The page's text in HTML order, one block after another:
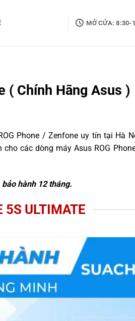
MỞ CỬA: 8:30-
( Chính Hãng Asus )
Phone / Zenfone uy tín tại Hà
các dòng máy Asus ROG
hành 12 tháng.
5S ULTIMATE